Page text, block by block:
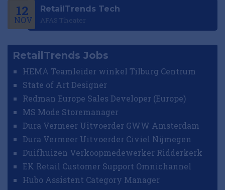
12
NOV
RetailTrends Tech
AFAS Theater
RetailTrends Jobs
HEMA Teamleider winkel Tilburg Centrum
State of Art Designer
Redman Europe Sales Developer (Europe)
MS Mode Storemanager
Dura Vermeer Uitvoerder GWW Amsterdam
Dura Vermeer Uitvoerder Civiel Nijmegen
Duifhuizen Verkoopmedewerker Ridderkerk
EK Retail Customer Support Omnichannel
Hubo Assistent Category Manager